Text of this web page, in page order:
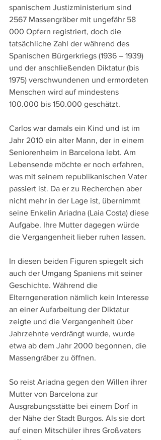
spanischem Justizministerium sind
2567 Massengräber mit ungefähr 58
000 Opfern registriert, doch die
tatsächliche Zahl der während des
Spanischen Bürgerkriegs (1936 – 1939)
und der anschließenden Diktatur (bis
1975) verschwundenen und ermordeten
Menschen wird auf mindestens
100.000 bis 150.000 geschätzt.
Carlos war damals ein Kind und ist im
Jahr 2010 ein alter Mann, der in einem
Seniorenheim in Barcelona lebt. Am
Lebensende möchte er noch erfahren,
was mit seinem republikanischen Vater
passiert ist. Da er zu Recherchen aber
nicht mehr in der Lage ist, übernimmt
seine Enkelin Ariadna (Laia Costa) diese
Aufgabe. Ihre Mutter dagegen würde
die Vergangenheit lieber ruhen lassen.
In diesen beiden Figuren spiegelt sich
auch der Umgang Spaniens mit seiner
Geschichte. Während die
Elterngeneration nämlich kein Interesse
an einer Aufarbeitung der Diktatur
zeigte und die Vergangenheit über
Jahrzehnte verdrängt wurde, wurde
etwa ab dem Jahr 2000 begonnen, die
Massengräber zu öffnen.
So reist Ariadna gegen den Willen ihrer
Mutter von Barcelona zur
Ausgrabungsstätte bei einem Dorf in
der Nähe der Stadt Burgos. Als sie dort
auf einen Mitschüler ihres Großvaters